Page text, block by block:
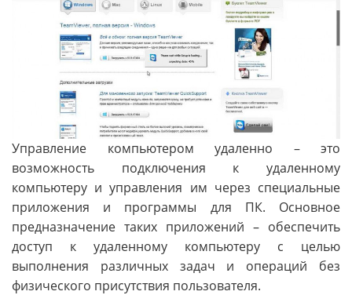
Управление компьютером удаленно – это
возможность подключения к удаленному
компьютеру и управления им через специальные
приложения и программы для ПК. Основное
предназначение таких приложений – обеспечить
доступ к удаленному компьютеру с целью
выполнения различных задач и операций без
физического присутствия пользователя.